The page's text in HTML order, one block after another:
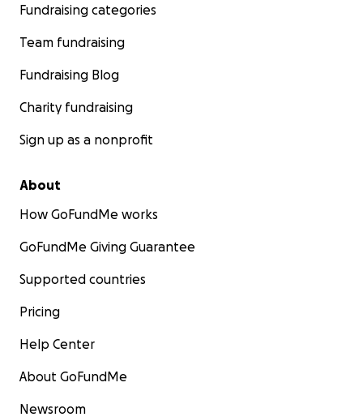
Fundraising categories
Team fundraising
Fundraising Blog
Charity fundraising
Sign up as a nonprofit
About
How GoFundMe works
GoFundMe Giving Guarantee
Supported countries
Pricing
Help Center
About GoFundMe
Newsroom